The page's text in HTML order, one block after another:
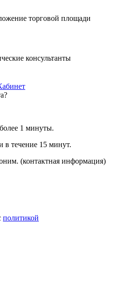
торговой площади
консультанты
1 минуты.
в течение 15 минут.
(контактная информация)
политикой